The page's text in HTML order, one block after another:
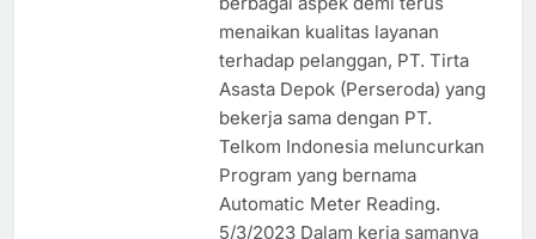
menaikan kualitas layanan
terhadap pelanggan, PT. Tirta
Asasta Depok (Perseroda) yang
bekerja sama dengan PT.
Telkom Indonesia meluncurkan
Program yang bernama
Automatic Meter Reading.
5/3/2023 Dalam kerja samanya